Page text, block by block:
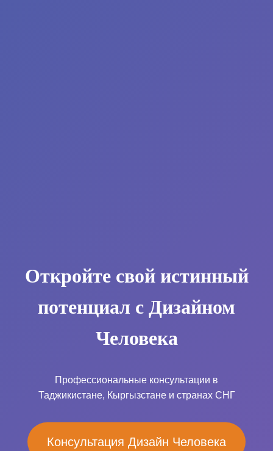
Откройте свой истинный
потенциал с Дизайном
Человека
Профессиональные консультации в
Таджикистане, Кыргызстане и странах СНГ
Консультация Дизайн Человека